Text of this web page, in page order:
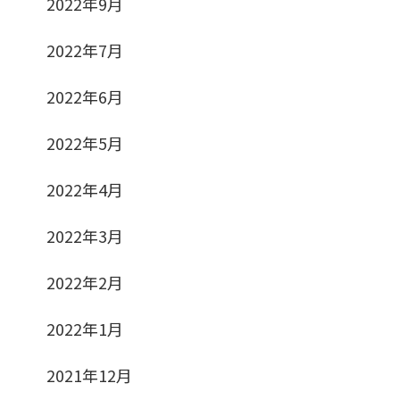
2022年7月
2022年6月
2022年5月
2022年4月
2022年3月
2022年2月
2022年1月
2021年12月